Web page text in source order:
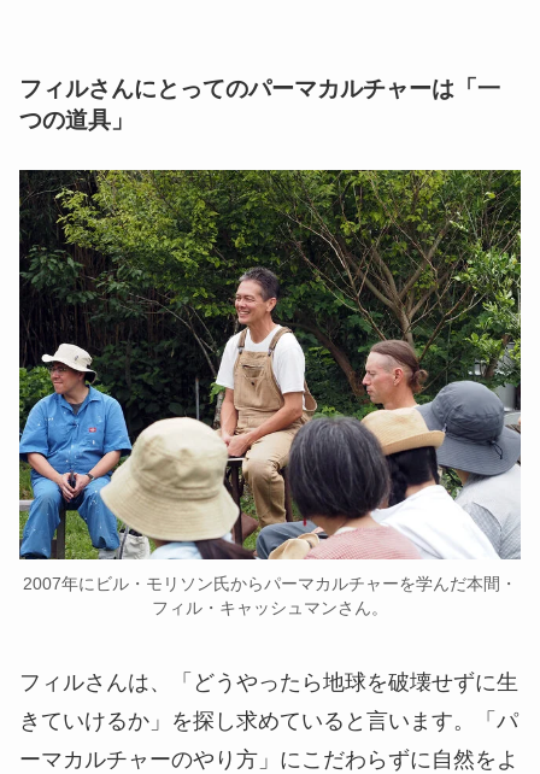
フィルさんにとってのパーマカルチャーは「一
つの道具」
2007年にビル・モリソン氏からパーマカルチャーを学んだ本間・
フィル・キャッシュマンさん。
フィルさんは、「どうやったら地球を破壊せずに生
きていけるか」を探し求めていると言います。「パ
ーマカルチャーのやり方」にこだわらずに自然をよ